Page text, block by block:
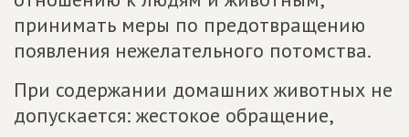
принимать меры по предотвращению
появления нежелательного потомства.
При содержании домашних животных не
допускается: жестокое обращение,